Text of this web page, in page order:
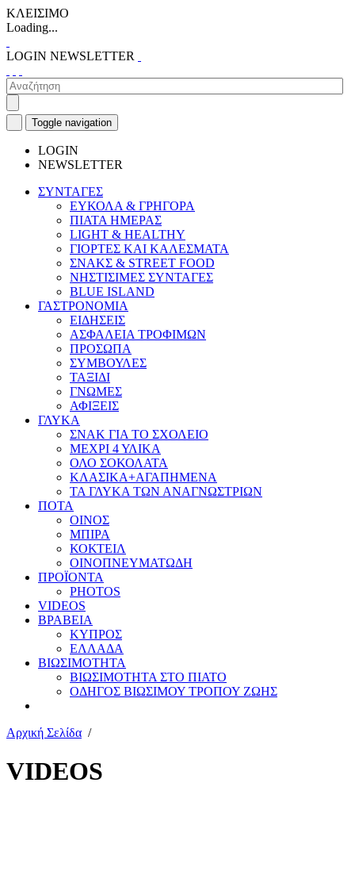
ΚΛΕΙΣΙΜΟ
Loading...
LOGIN NEWSLETTER
Toggle navigation
LOGIN
NEWSLETTER
ΣΥΝΤΑΓΕΣ
ΕΥΚΟΛΑ & ΓΡΗΓΟΡΑ
ΠΙΑΤΑ ΗΜΕΡΑΣ
LIGHT & HEALTHY
ΓΙΟΡΤΕΣ ΚΑΙ ΚΑΛΕΣΜΑΤΑ
ΣΝΑΚΣ & STREET FOOD
ΝΗΣΤΙΣΙΜΕΣ ΣΥΝΤΑΓΕΣ
BLUE ISLAND
ΓΑΣΤΡΟΝΟΜΙΑ
ΕΙΔΗΣΕΙΣ
ΑΣΦΑΛΕΙΑ ΤΡΟΦΙΜΩΝ
ΠΡΟΣΩΠΑ
ΣΥΜΒΟΥΛΕΣ
ΤΑΞΙΔΙ
ΓΝΩΜΕΣ
ΑΦΙΞΕΙΣ
ΓΛΥΚΑ
ΣΝΑΚ ΓΙΑ ΤΟ ΣΧΟΛΕΙΟ
ΜΕΧΡΙ 4 ΥΛΙΚΑ
ΟΛΟ ΣΟΚΟΛΑΤΑ
ΚΛΑΣΙΚΑ+ΑΓΑΠΗΜΕΝΑ
ΤΑ ΓΛΥΚΑ ΤΩΝ ΑΝΑΓΝΩΣΤΡΙΩΝ
ΠΟΤΑ
ΟΙΝΟΣ
ΜΠΙΡΑ
ΚΟΚΤΕΙΛ
ΟΙΝΟΠΝΕΥΜΑΤΩΔΗ
ΠΡΟΪΟΝΤΑ
PHOTOS
VIDEOS
ΒΡΑΒΕΙΑ
ΚΥΠΡΟΣ
ΕΛΛΑΔΑ
ΒΙΩΣΙΜΟΤΗΤΑ
ΒΙΩΣΙΜΟΤΗΤΑ ΣΤΟ ΠΙΑΤΟ
ΟΔΗΓΟΣ ΒΙΩΣΙΜΟΥ ΤΡΟΠΟΥ ΖΩΗΣ
Αρχική Σελίδα /
VIDEOS